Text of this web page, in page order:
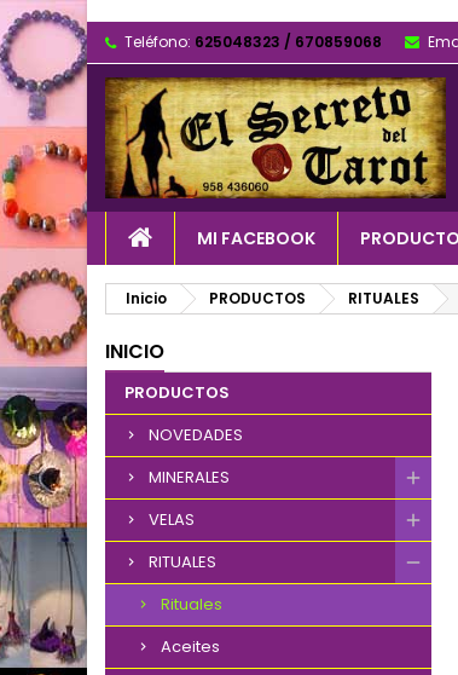
Teléfono: 625048323 / 670859068
MI FACEBOOK
Inicio PRODUCTOS RITUALES
INICIO
PRODUCTOS
NOVEDADES
MINERALES
VELAS
RITUALES
Rituales
Aceites